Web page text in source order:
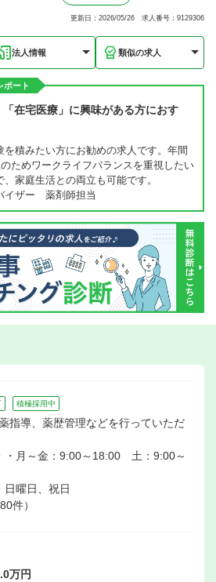
更新日：2026/05/26 求人番号：9129306
法人情報 類似の求人
ポート
在宅医療」に興味がある方におす
を積みたい方にお勧めの求人です。年間
ためワークライフバランスを重視したい
家庭生活との両立も可能です。
イザー 薬剤師担当
積極採用中
指導、薬歴管理などを行っていただ
・月～金：9:00～18:00 土：9:00～
日曜日、祝日
件）
万円